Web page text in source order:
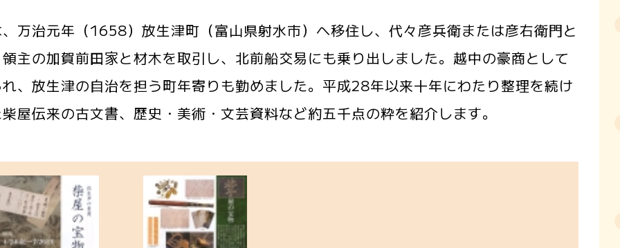
万治元年（1658）放生津町（富山県射水市）へ移住し、代々彦兵衛または彦右衛門と
主の加賀前田家と材木を取引し、北前船交易にも乗り出しました。越中の豪商として
、放生津の自治を担う町年寄りも勤めました。平成28年以来十年にわたり整理を続け
屋伝来の古文書、歴史・美術・文芸資料など約五千点の粋を紹介します。